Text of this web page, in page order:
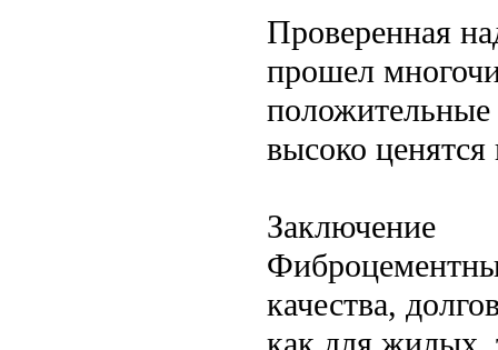
Проверенная
прошел
положительные
высоко ценятся
Заключение
качества,